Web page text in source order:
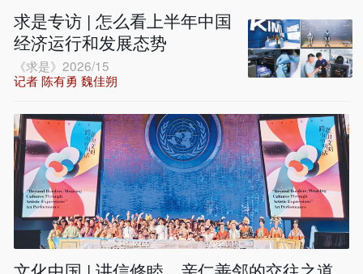
求是专访 | 怎么看上半年中国
经济运行和发展态势
《求是》2026/15
记者 陈有勇 魏佳朔